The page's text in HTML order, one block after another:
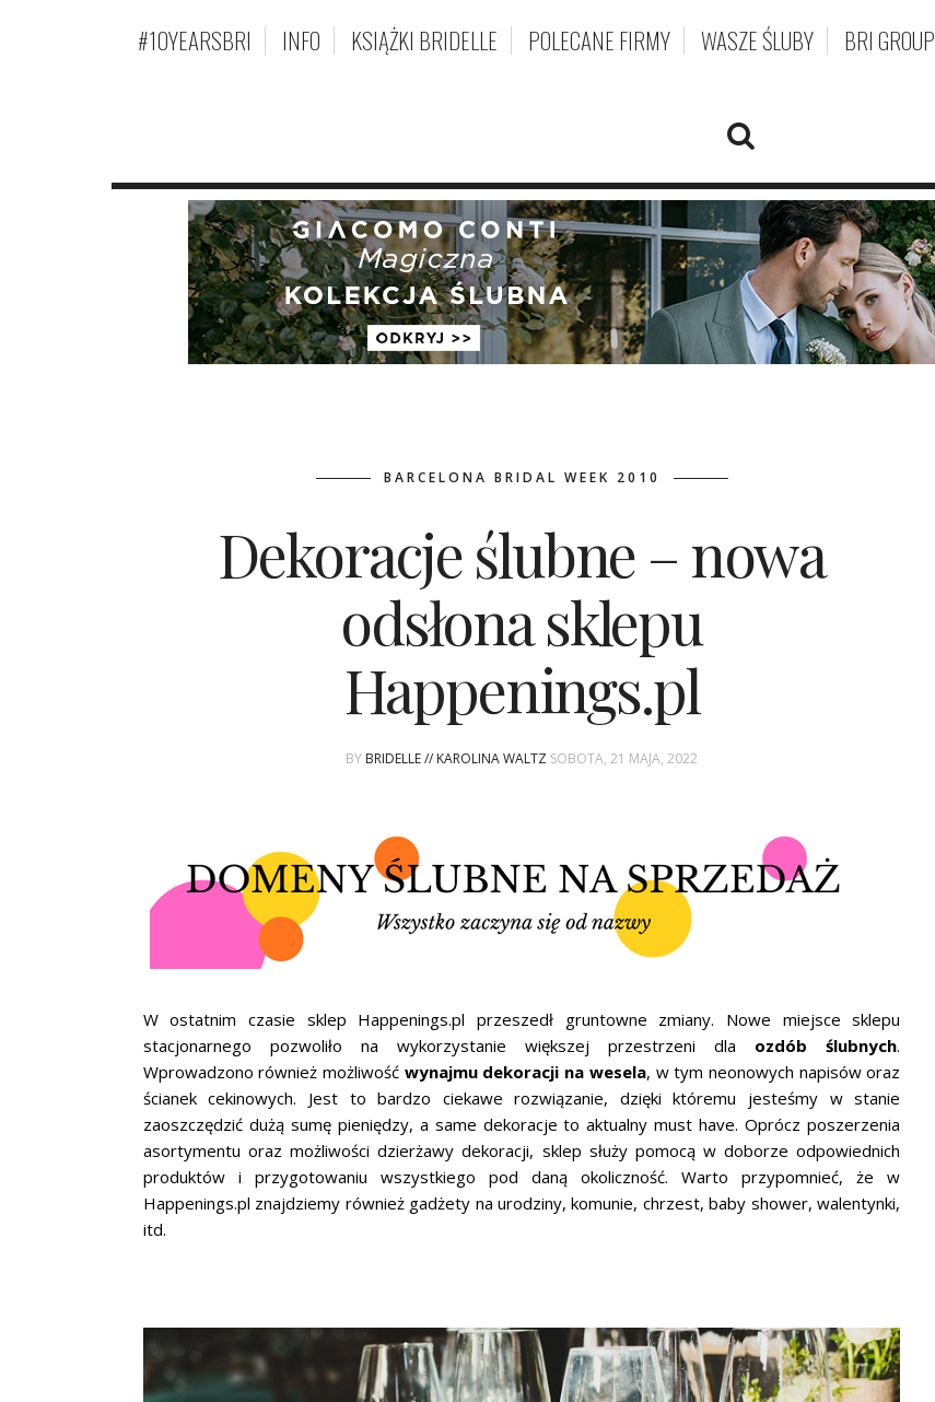
#10YEARSBRI INFO KSIĄŻKI BRIDELLE POLECANE FIRMY WASZE ŚLUBY BRI GROUP
BARCELONA BRIDAL WEEK 2010
Dekoracje ślubne – nowa
odsłona sklepu
Happenings.pl
BY BRIDELLE // KAROLINA WALTZ SOBOTA, 21 MAJA, 2022
W ostatnim czasie sklep Happenings.pl przeszedł gruntowne zmiany. Nowe miejsce sklepu
stacjonarnego pozwoliło na wykorzystanie większej przestrzeni dla ozdób ślubnych.
Wprowadzono również możliwość wynajmu dekoracji na wesela, w tym neonowych napisów oraz
ścianek cekinowych. Jest to bardzo ciekawe rozwiązanie, dzięki któremu jesteśmy w stanie
zaoszczędzić dużą sumę pieniędzy, a same dekoracje to aktualny must have. Oprócz poszerzenia
asortymentu oraz możliwości dzierżawy dekoracji, sklep służy pomocą w doborze odpowiednich
produktów i przygotowaniu wszystkiego pod daną okoliczność. Warto przypomnieć, że w
Happenings.pl znajdziemy również gadżety na urodziny, komunie, chrzest, baby shower, walentynki,
itd.